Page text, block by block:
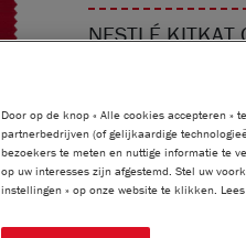
NESTLÉ
CHUNKY
DEEL DEZE BREAK
Door op de knop « Alle cookies accepteren
partnerbedrijven (of gelijkaardige
bezoekers te meten en nuttige informatie te
op uw interesses zijn afgestemd. Stel uw
instellingen » op onze website te klikken.